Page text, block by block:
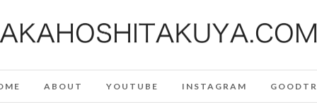
ABOUT YOUTUBE INSTAGRAM